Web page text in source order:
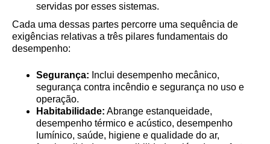
servidas por esses sistemas.
Cada uma dessas partes percorre uma sequência de
exigências relativas a três pilares fundamentais do
desempenho:
Segurança: Inclui desempenho mecânico,
segurança contra incêndio e segurança no uso e
operação.
Habitabilidade: Abrange estanqueidade,
desempenho térmico e acústico, desempenho
lumínico, saúde, higiene e qualidade do ar,